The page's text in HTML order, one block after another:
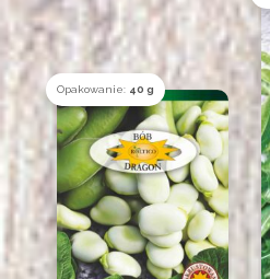
Opakowanie: 40 g